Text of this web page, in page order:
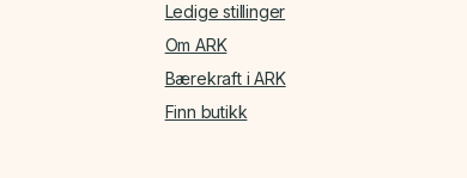
Ledige stillinger
Om ARK
Bærekraft i ARK
Finn butikk